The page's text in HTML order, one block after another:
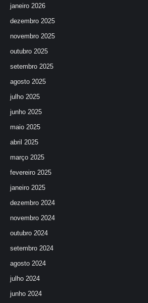
janeiro 2026
dezembro 2025
novembro 2025
outubro 2025
setembro 2025
agosto 2025
julho 2025
junho 2025
maio 2025
abril 2025
março 2025
fevereiro 2025
janeiro 2025
dezembro 2024
novembro 2024
outubro 2024
setembro 2024
agosto 2024
julho 2024
junho 2024